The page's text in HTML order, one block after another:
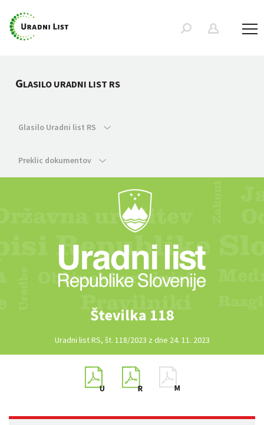
GLASILO URADNI LIST RS
Glasilo Uradni list RS
Preklic dokumentov
Številka 118
Uradni list RS, št. 118/2023 z dne 24. 11. 2023